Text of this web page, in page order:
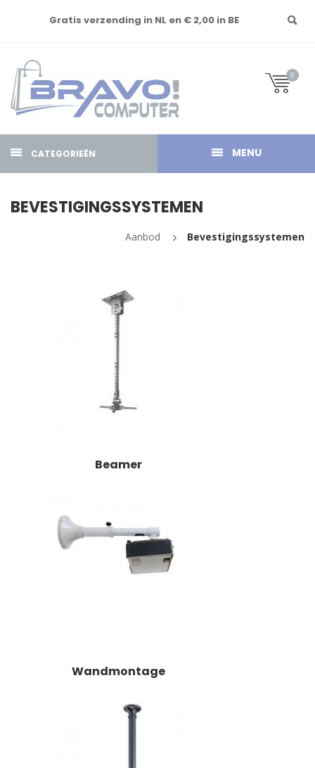
Gratis verzending in NL en € 2,00 in BE
0
CATEGORIEËN MENU
BEVESTIGINGSSYSTEMEN
Aanbod Bevestigingssystemen
Beamer
Wandmontage